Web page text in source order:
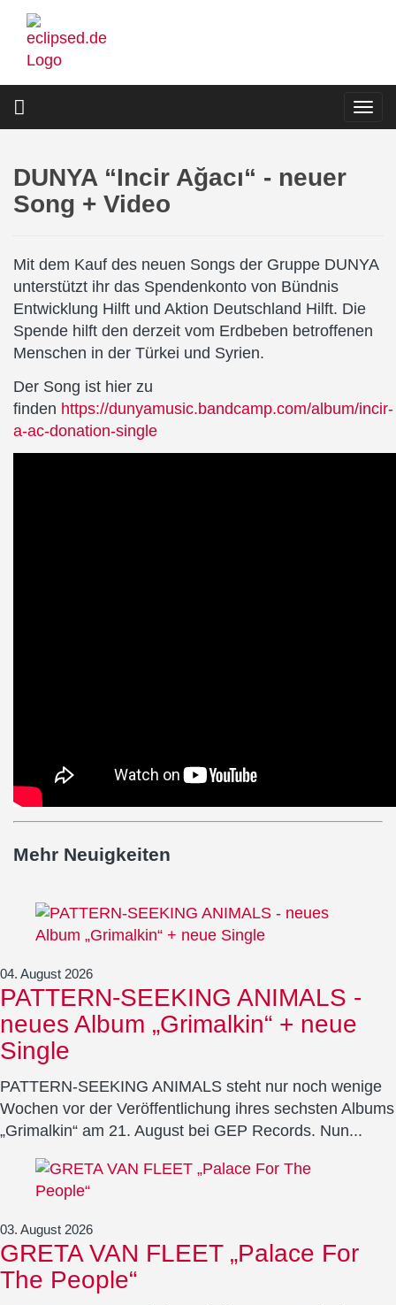
Direkt
zum
Inhalt
DUNYA “Incir Ağacı“ - neuer
Song + Video
Mit dem Kauf des neuen Songs der Gruppe DUNYA
unterstützt ihr das Spendenkonto von Bündnis
Entwicklung Hilft und Aktion Deutschland Hilft. Die
Spende hilft den derzeit vom Erdbeben betroffenen
Menschen in der Türkei und Syrien.
Der Song ist hier zu
finden https://dunyamusic.bandcamp.com/album/incir-
a-ac-donation-single
Mehr Neuigkeiten
04. August 2026
PATTERN-SEEKING ANIMALS -
neues Album „Grimalkin“ + neue
Single
PATTERN-SEEKING ANIMALS steht nur noch wenige
Wochen vor der Veröffentlichung ihres sechsten Albums
„Grimalkin“ am 21. August bei GEP Records. Nun...
03. August 2026
GRETA VAN FLEET „Palace For
The People“